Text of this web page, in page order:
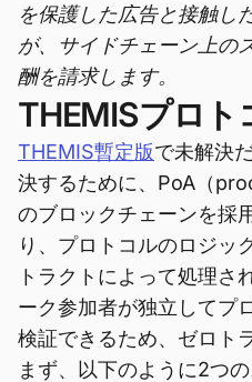
を保護した広告と接触し
が、サイドチェーン上の
酬を請求します。
THEMISプロト
THEMIS暫定版で未解決
決するために、PoA（
のブロックチェーンを採
り、プロトコルのロジッ
トラクトによって処理さ
ーク参加者が独立してプ
検証できるため、ゼロト
まず、以下のように2つ